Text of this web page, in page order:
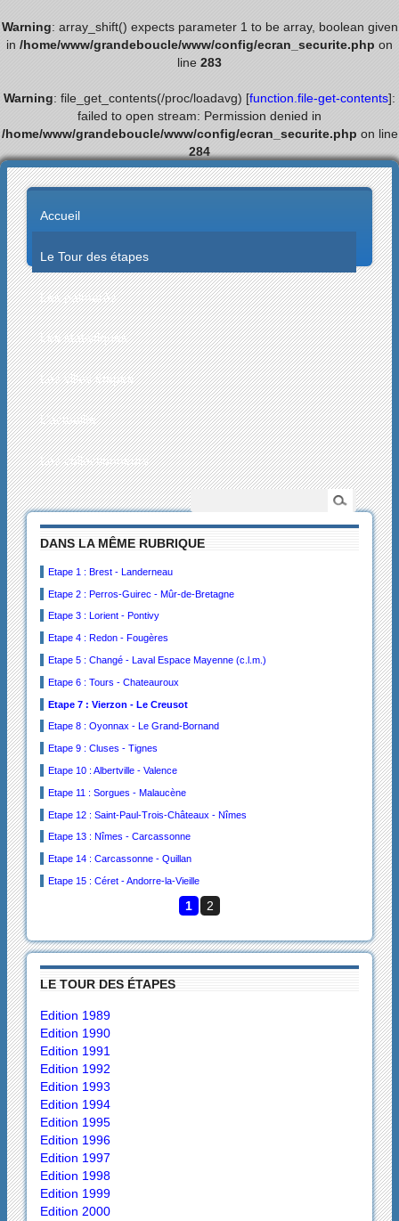
Warning: array_shift() expects parameter 1 to be array, boolean given
in /home/www/grandeboucle/www/config/ecran_securite.php on
line 283
Warning: file_get_contents(/proc/loadavg) [function.file-get-contents]:
failed to open stream: Permission denied in
/home/www/grandeboucle/www/config/ecran_securite.php on line
284
Accueil
Le Tour des étapes
Les palmarès
Les statistiques
Les villes étapes
L’actualité
Les collectionneurs
DANS LA MÊME RUBRIQUE
Etape 1 : Brest - Landerneau
Etape 2 : Perros-Guirec - Mûr-de-Bretagne
Etape 3 : Lorient - Pontivy
Etape 4 : Redon - Fougères
Etape 5 : Changé - Laval Espace Mayenne (c.l.m.)
Etape 6 : Tours - Chateauroux
Etape 7 : Vierzon - Le Creusot
Etape 8 : Oyonnax - Le Grand-Bornand
Etape 9 : Cluses - Tignes
Etape 10 : Albertville - Valence
Etape 11 : Sorgues - Malaucène
Etape 12 : Saint-Paul-Trois-Châteaux - Nîmes
Etape 13 : Nîmes - Carcassonne
Etape 14 : Carcassonne - Quillan
Etape 15 : Céret - Andorre-la-Vieille
1 2
LE TOUR DES ÉTAPES
Edition 1989
Edition 1990
Edition 1991
Edition 1992
Edition 1993
Edition 1994
Edition 1995
Edition 1996
Edition 1997
Edition 1998
Edition 1999
Edition 2000